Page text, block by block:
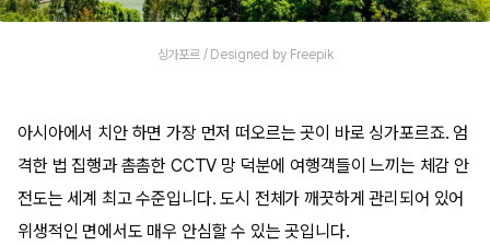
싱가포르 / Designed by Freepik
아시아에서 치안 하면 가장 먼저 떠오르는 곳이 바로 싱가포르죠. 엄
격한 법 집행과 촘촘한 CCTV 망 덕분에 여행객들이 느끼는 체감 안
전도는 세계 최고 수준입니다. 도시 전체가 깨끗하게 관리되어 있어
위생적인 면에서도 매우 안심할 수 있는 곳입니다.